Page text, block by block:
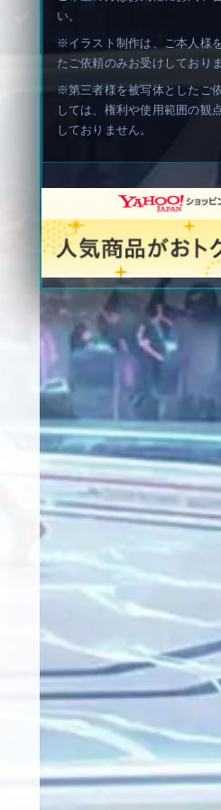
い。
※イラスト制作は、ご本人様
たご依頼のみお受けしておりま
※第三者様を被写体としたご
しては、権利や使用範囲の観
しておりません。